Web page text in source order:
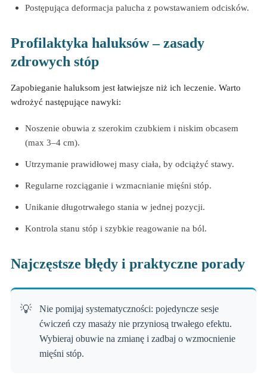
Postępująca deformacja palucha z powstawaniem odcisków.
Profilaktyka haluksów – zasady
zdrowych stóp
Zapobieganie haluksom jest łatwiejsze niż ich leczenie. Warto
wdrożyć następujące nawyki:
Noszenie obuwia z szerokim czubkiem i niskim obcasem
(max 3–4 cm).
Utrzymanie prawidłowej masy ciała, by odciążyć stawy.
Regularne rozciąganie i wzmacnianie mięśni stóp.
Unikanie długotrwałego stania w jednej pozycji.
Kontrola stanu stóp i szybkie reagowanie na ból.
Najczęstsze błędy i praktyczne porady
Nie pomijaj systematyczności: pojedyncze sesje
ćwiczeń czy masaży nie przyniosą trwałego efektu.
Wybieraj obuwie na zmianę i zadbaj o wzmocnienie
mięśni stóp.